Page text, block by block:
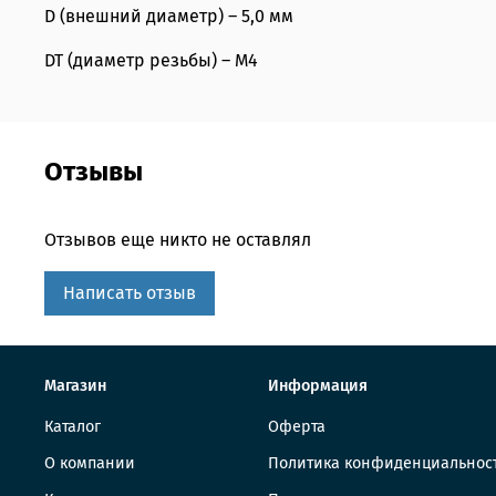
D (внешний диаметр) – 5,0 мм
DT (диаметр резьбы) – М4
Отзывы
Отзывов еще никто не оставлял
Написать отзыв
Магазин
Каталог
О компании
Информация
Оферта
Политика